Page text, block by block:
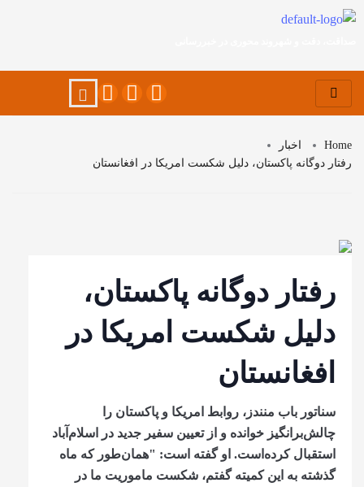
Home
اخبار
رفتار دوگانه پاکستان، دلیل شکست امریکا در افغانستان
رفتار دوگانه پاکستان،
دلیل شکست امریکا در
افغانستان
سناتور باب منندز، روابط امریکا و پاکستان را
چالش‌برانگیز خوانده و از تعیین سفیر جدید در اسلام‌آباد
استقبال کرده‌است. او گفته است: "همان‌طور که ماه
گذشته به این کمیته گفتم، شکست ماموریت ما در